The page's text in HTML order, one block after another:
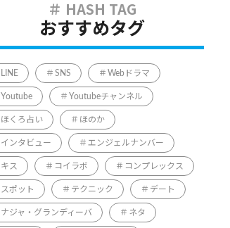
おすすめタグ
LINE SNS Webドラマ
Youtube Youtubeチャンネル
ほくろ占い ほのか
インタビュー エンジェルナンバー
キス コイラボ コンプレックス
スポット テクニック デート
ナジャ・グランディーバ ネタ